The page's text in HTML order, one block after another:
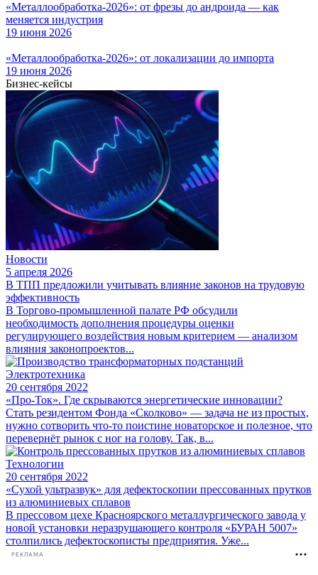
«Металлообработка-2026»: от фрезы до андроида — как
меняется индустрия
19 июня 2026
«Металлообработка-2026»: от локализации до импорта
19 июня 2026
Бизнес-кейсы
Новости
5 апреля 2026
В ТПП предложили учитывать влияние законов на трудовую
эффективность
В Торгово-промышленной палате РФ обсудили
необходимость дополнения процедуры оценки
регулирующего воздействия новым критерием — анализом
влияния законопроектов...
Электротехника
20 сентября 2022
«Про-Ток». Где скрываются энергетические инновации?
Стать резидентом Фонда «Сколково» — задача не из простых,
нужно сотворить что-то поистине новаторское и полезное, что
перевернёт рынок с ног на голову. Так, в...
Технологии
20 сентября 2022
«Сухой ультразвук» для дефектоскопии прессованных прутков
из алюминиевых сплавов
В прессовом цехе Красноярского металлургического завода у
новой установки неразрушающего контроля «БУРАН 5007»
столпились дефектоскописты предприятия. Уже...
РЕКЛАМА